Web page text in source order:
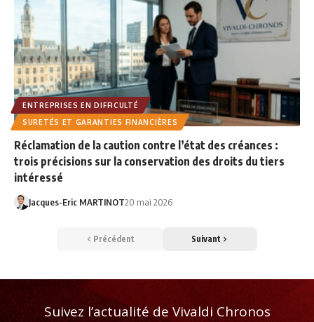
ENTREPRISES EN DIFFICULTÉ
SURETÉS ET GARANTIES FINANCIÈRES
Réclamation de la caution contre l’état des créances :
trois précisions sur la conservation des droits du tiers
intéressé
Jacques-Eric MARTINOT20 mai 2026
Précédent Suivant
Suivez l’actualité de Vivaldi Chronos